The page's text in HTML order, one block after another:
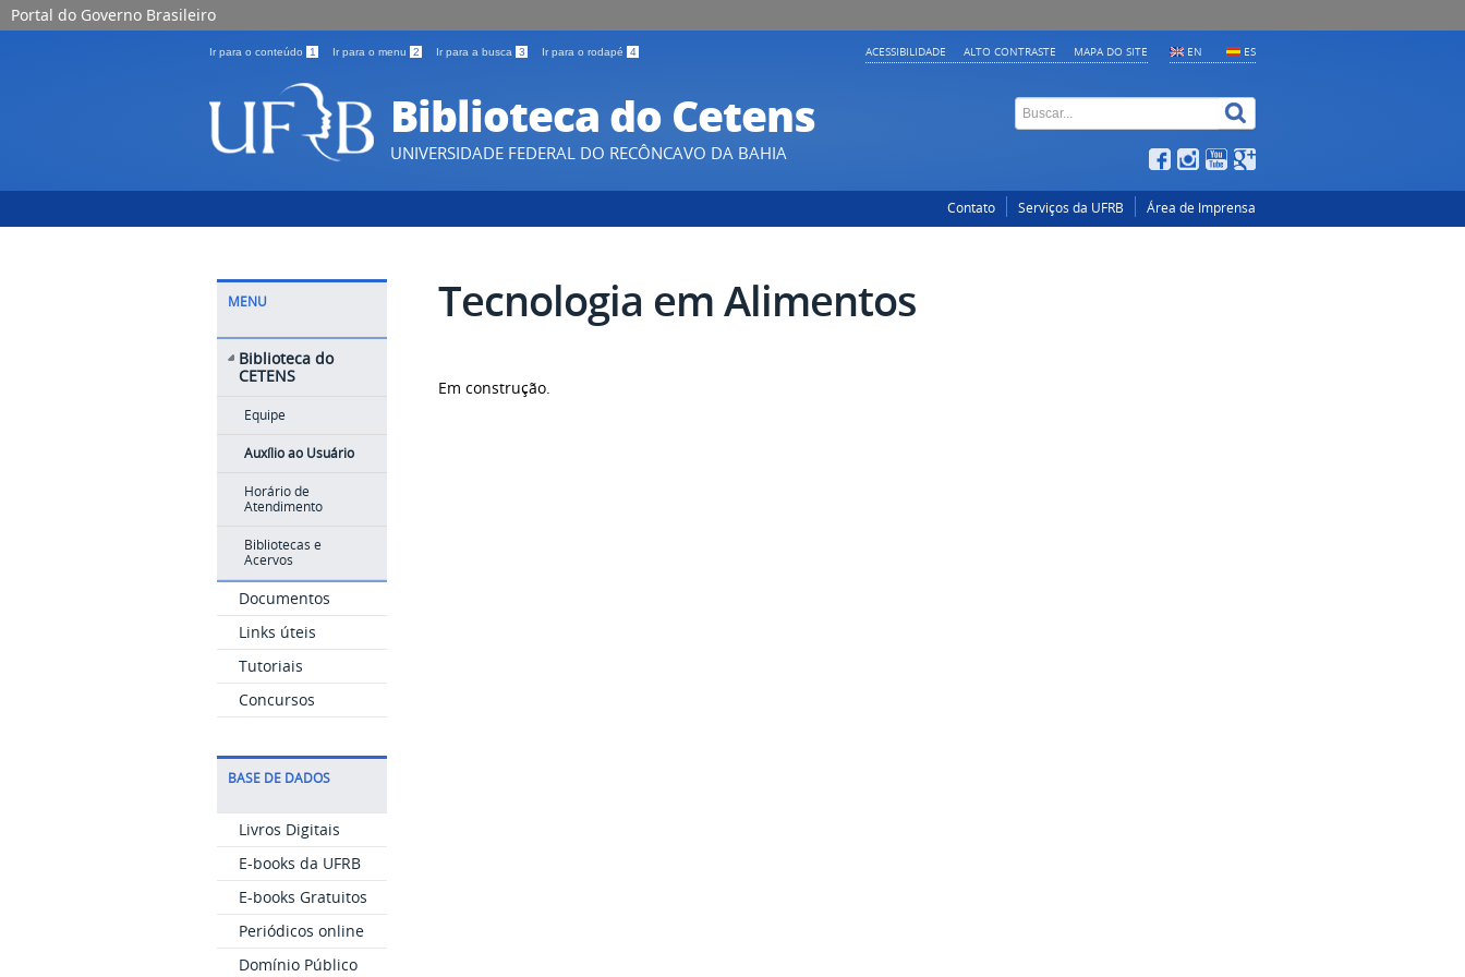
Portal do Governo Brasileiro
Ir para o conteúdo 1 Ir para o menu 2 Ir para a busca 3 Ir para o rodapé 4 EN ES
ACESSIBILIDADE ALTO CONTRASTE MAPA DO SITE
Biblioteca do Cetens
UNIVERSIDADE FEDERAL DO RECÔNCAVO DA BAHIA
Contato Serviços da UFRB Área de Imprensa
MENU
Biblioteca do
CETENS
Equipe
Auxílio ao Usuário
Horário de
Atendimento
Bibliotecas e
Acervos
Documentos
Links úteis
Tutoriais
Concursos
BASE DE DADOS
Livros Digitais
E-books da UFRB
E-books Gratuitos
Periódicos online
Domínio Público
Tecnologia em Alimentos
Em construção.